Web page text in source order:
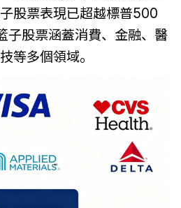
股票表現已超越標普500
子股票涵蓋消費、金融、醫
等多個領域。